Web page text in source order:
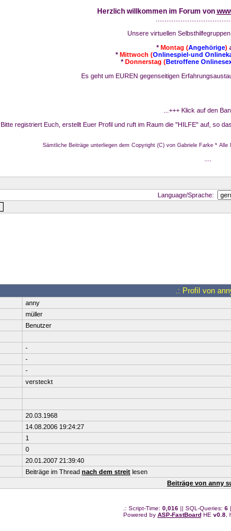
Herzlich willkommen im Forum von
Unsere virtuellen Selbsthilfegruppen
*Montag (Angehörige)
*Mittwoch (Onlinespiel-und
*Donnerstag (Betroffene
Es geht um EUREN gegenseitigen
...+++ Klick auf den
Bitte registriert Euch, erstellt Euer Profil und ruft im Raum die "HILFE" auf, so
Sämtliche Beiträge unterliegen dem Copyright (C) von Gabriele Farke *
Language/Sprache:
.: Profil von
anny
müller
Benutzer
-
-
-
versteckt
20.03.1968
14.08.2006 19:24:27
1
0
20.01.2007 21:39:40
Beiträge im Thread nach dem streit lesen
Beiträge von anny
.: Script-Time: 0,016|| SQL-Queries: 6
Powered by ASP-FastBoardHE v0.8,